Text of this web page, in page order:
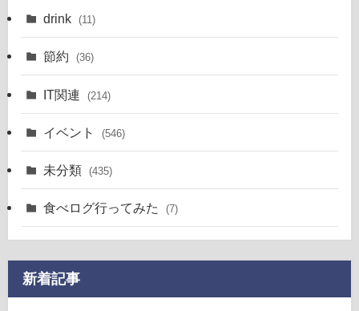
drink (11)
節約 (36)
IT関連 (214)
イベント (546)
未分類 (435)
食べログ行ってみた (7)
新着記事